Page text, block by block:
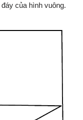
của hình vuông.